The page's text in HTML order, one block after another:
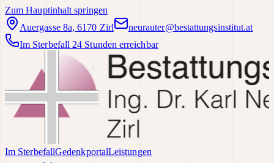
Zum Hauptinhalt springen
Auergasse 8a, 6170 Zirl
neurauter@bestattungsinstitut.at
Im Sterbefall 24 Stunden erreichbar
Im SterbefallGedenkportalLeistungen